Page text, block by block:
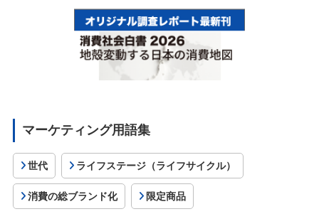
マーケティング用語集
世代 ライフステージ（ライフサイクル）
消費の総ブランド化 限定商品